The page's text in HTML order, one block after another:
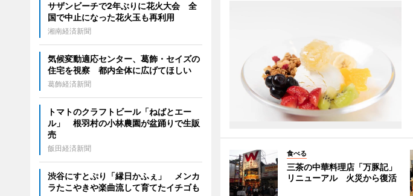
食べる
三茶の中華料理店「万豚記」
リニューアル 火災から復活
サザンビーチで2年ぶりに花火大会 全
国で中止になった花火玉も再利用
湘南経済新聞
気候変動適応センター、葛飾・セイズの
住宅を視察 都内全体に広げてほしい
葛飾経済新聞
トマトのクラフトビール「ねばとエー
ル」 根羽村の小林農園が盆踊りで生販
売
飯田経済新聞
渋谷にすとぷり「縁日かふぇ」 メンカ
ラたこやきや楽曲流して育てたイチゴも